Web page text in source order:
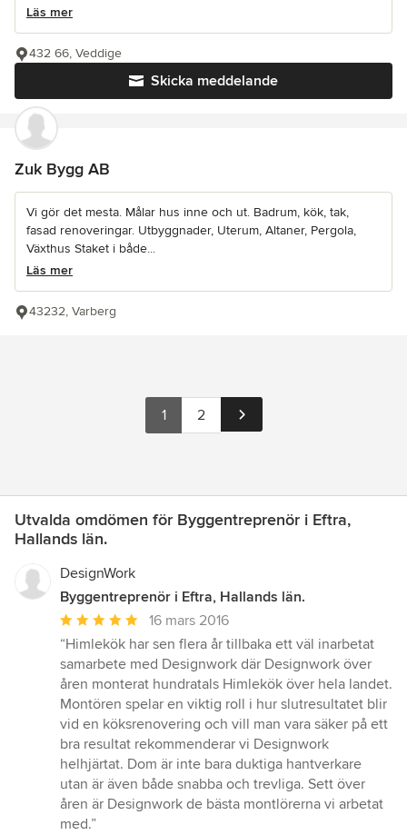
Läs mer
Skicka meddelande
432 66, Veddige
Zuk Bygg AB
Vi gör det mesta. Målar hus inne och ut. Badrum, kök, tak,
fasad renoveringar. Utbyggnader, Uterum, Altaner, Pergola,
Växthus Staket i både...
Läs mer
43232, Varberg
1 2
Utvalda omdömen för Byggentreprenör i Eftra,
Hallands län.
DesignWork
Byggentreprenör i Eftra, Hallands län.
Genomsnittligt
omdöme:
5
av
5
stjärnor
16 mars 2016
“Himlekök har sen flera år tillbaka ett väl inarbetat
samarbete med Designwork där Designwork över
åren monterat hundratals Himlekök över hela landet.
Montören spelar en viktig roll i hur slutresultatet blir
vid en köksrenovering och vill man vara säker på ett
bra resultat rekommenderar vi Designwork
helhjärtat. Dom är inte bara duktiga hantverkare
utan är även både snabba och trevliga. Sett över
åren är Designwork de bästa montlörerna vi arbetat
med.”